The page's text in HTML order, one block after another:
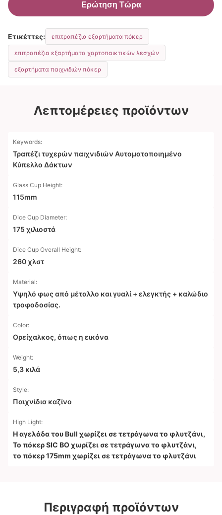
Ερώτηση Τώρα
Ετικέττες: επιτραπέζια εξαρτήματα πόκερ
επιτραπέζια εξαρτήματα χαρτοπαικτικών λεσχών
εξαρτήματα παιχνιδιών πόκερ
Λεπτομέρειες προϊόντων
Keywords:
Τραπέζι τυχερών παιχνιδιών Αυτοματοποιημένο
Κύπελλο Δάκτων
Glass Cup Height:
115mm
Dice Cup Diameter:
175 χιλιοστά
Dice Cup Overall Height:
260 χλστ
Material:
Υψηλό φως από μέταλλο και γυαλί + ελεγκτής + καλώδιο
τροφοδοσίας.
Color:
Ορείχαλκος, όπως η εικόνα
Weight:
5,3 κιλά
Style:
Παιχνίδια καζίνο
High Light:
Η αγελάδα του Bull χωρίζει σε τετράγωνα το φλυτζάνι,
Το πόκερ SIC BO χωρίζει σε τετράγωνα το φλυτζάνι,
το πόκερ 175mm χωρίζει σε τετράγωνα το φλυτζάνι
Περιγραφή προϊόντων